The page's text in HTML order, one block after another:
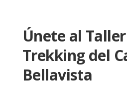
Únete al
Trekking del
Bellavista